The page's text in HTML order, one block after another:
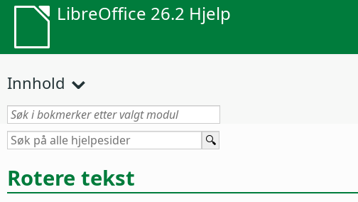
LibreOffice 26.2 Hjelp
Innhold
Rotere tekst